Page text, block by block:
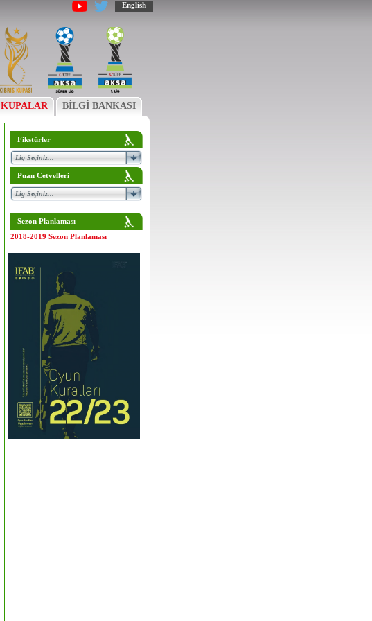
English
KUPALAR BİLGİ BANKASI
Fikstürler
Puan Cetvelleri
Sezon Planlaması
2018-2019 Sezon Planlaması